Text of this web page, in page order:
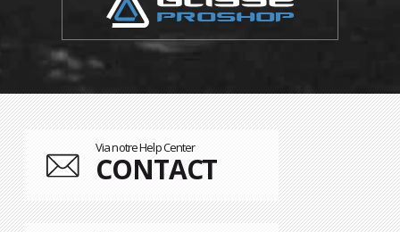
Via notre Help Center
CONTACT